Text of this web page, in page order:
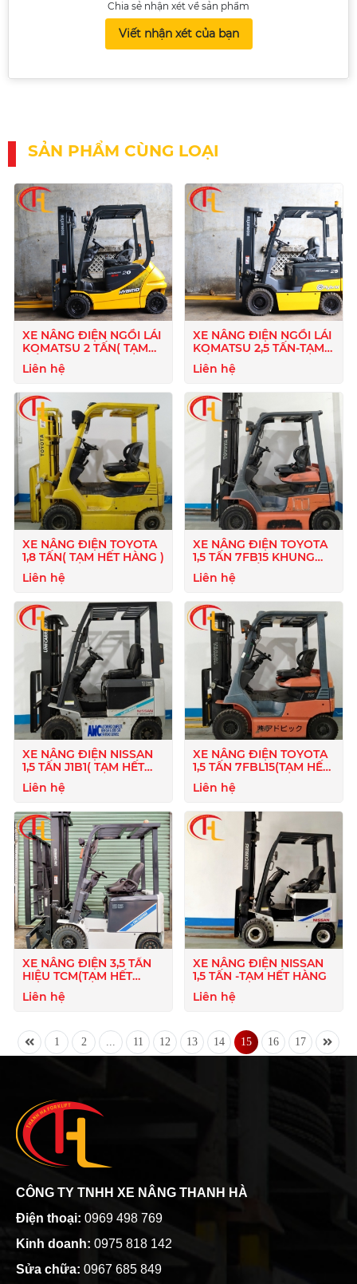
Chia sẻ nhận xét về sản phẩm
Viết nhận xét của bạn
SẢN PHẨM CÙNG LOẠI
XE NÂNG ĐIỆN NGỒI LÁI
KOMATSU 2 TẤN( TẠM
HẾT HÀNG )
Liên hệ
XE NÂNG ĐIỆN NGỒI LÁI
KOMATSU 2,5 TẤN-TẠM
HẾT HÀNG
Liên hệ
XE NÂNG ĐIỆN TOYOTA
1,8 TẤN( TẠM HẾT HÀNG )
Liên hệ
XE NÂNG ĐIỆN TOYOTA
1,5 TẤN 7FB15 KHUNG
4M(TẠM HẾT HÀNG )
Liên hệ
XE NÂNG ĐIỆN NISSAN
1,5 TẤN J1B1( TẠM HẾT
HÀNG )
Liên hệ
XE NÂNG ĐIỆN TOYOTA
1,5 TẤN 7FBL15(TẠM HẾT
HÀNG )
Liên hệ
XE NÂNG ĐIỆN 3,5 TẤN
HIỆU TCM(TẠM HẾT
HÀNG )
Liên hệ
XE NÂNG ĐIỆN NISSAN
1,5 TẤN -TẠM HẾT HÀNG
Liên hệ
1 2 11 12 13 14 15 16 17
CÔNG TY TNHH XE NÂNG THANH HÀ
Điện thoại: 0969 498 769
Kinh doanh: 0975 818 142
Sửa chữa: 0967 685 849